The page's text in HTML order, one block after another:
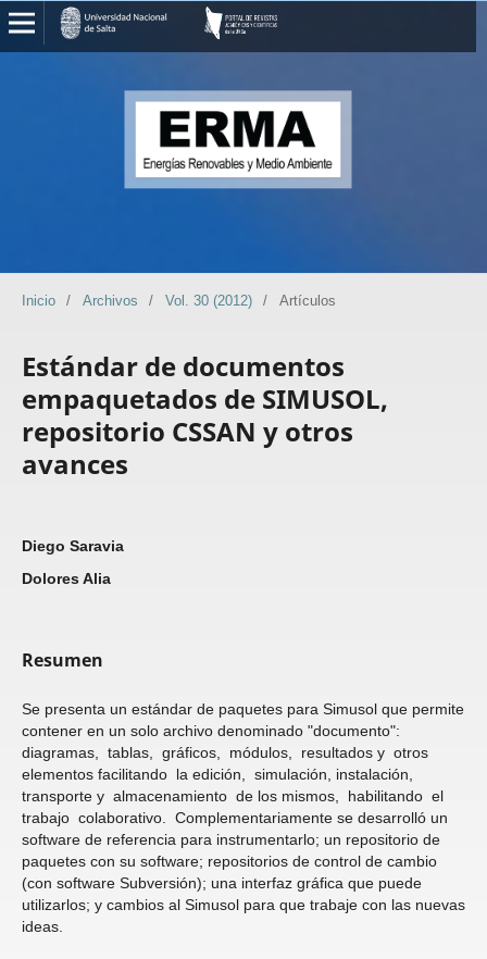
Inicio / Archivos / Vol. 30 (2012) / Artículos
Estándar de documentos
empaquetados de SIMUSOL,
repositorio CSSAN y otros
avances
Diego Saravia
Dolores Alia
Resumen
Se presenta un estándar de paquetes para Simusol que permite
contener en un solo archivo denominado "documento":
diagramas, tablas, gráficos, módulos, resultados y otros
elementos facilitando la edición, simulación, instalación,
transporte y almacenamiento de los mismos, habilitando el
trabajo colaborativo. Complementariamente se desarrolló un
software de referencia para instrumentarlo; un repositorio de
paquetes con su software; repositorios de control de cambio
(con software Subversión); una interfaz gráfica que puede
utilizarlos; y cambios al Simusol para que trabaje con las nuevas
ideas.